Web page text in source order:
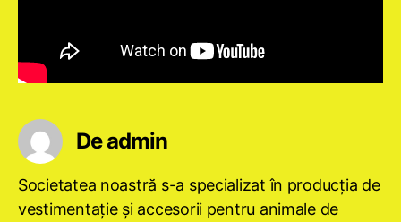
De admin
Societatea noastră s-a specializat în producţia de
vestimentaţie şi accesorii pentru animale de